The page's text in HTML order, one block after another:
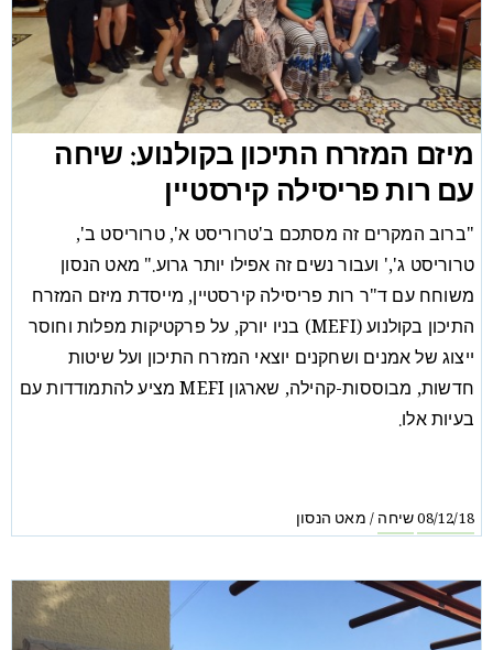
מיזם המזרח התיכון בקולנוע: שיחה
עם רות פריסילה קירסטיין
"ברוב המקרים זה מסתכם ב'טרוריסט א', טרוריסט ב',
טרוריסט ג',' ועבור נשים זה אפילו יותר גרוע." מאט הנסון
משוחח עם ד"ר רות פריסילה קירסטיין, מייסדת מיזם המזרח
התיכון בקולנוע (MEFI) בניו יורק, על פרקטיקות מפלות וחוסר
ייצוג של אמנים ושחקנים יוצאי המזרח התיכון ועל שיטות
חדשות, מבוססות-קהילה, שארגון MEFI מציע להתמודדות עם
בעיות אלו.
08/12/18שיחה/מאט הנסון